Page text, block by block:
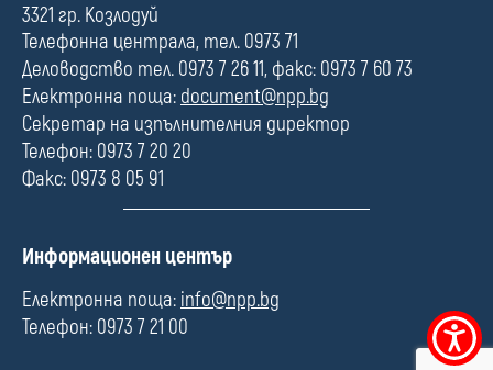
Меню
за
л
е
3321 гр. Козлодуй
Телефонна централа, тел. 0973 71
Деловодство тел. 0973 7 26 11, факс: 0973 7 60 73
Електронна поща: document@npp.bg
Секретар на изпълнителния директор
Телефон: 0973 7 20 20
Факс: 0973 8 05 91
П
л
е
Информационен център
Електронна поща: info@npp.bg
Телефон: 0973 7 21 00